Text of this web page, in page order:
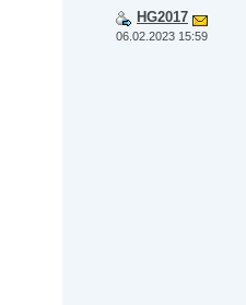
HG2017
06.02.2023 15:59